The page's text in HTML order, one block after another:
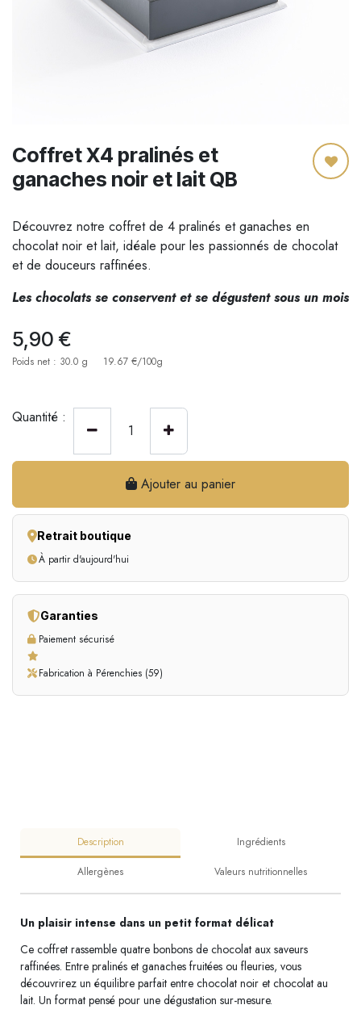
Coffret X4 pralinés et
ganaches noir et lait QB
Découvrez notre coffret de 4 pralinés et ganaches en
chocolat noir et lait, idéale pour les passionnés de chocolat
et de douceurs raffinées.
Les chocolats se conservent et se dégustent sous un mois
5,90 €
Poids net : 30.0 g 19.67 €/100g
Quantité :
Ajouter au panier
Retrait boutique
À partir d'aujourd'hui
Garanties
Paiement sécurisé
Fabrication à Pérenchies (59)
Description Ingrédients
Allergènes Valeurs nutritionnelles
Un plaisir intense dans un petit format délicat
Ce coffret rassemble quatre bonbons de chocolat aux saveurs
raffinées. Entre pralinés et ganaches fruitées ou fleuries, vous
découvrirez un équilibre parfait entre chocolat noir et chocolat au
lait. Un format pensé pour une dégustation sur-mesure.